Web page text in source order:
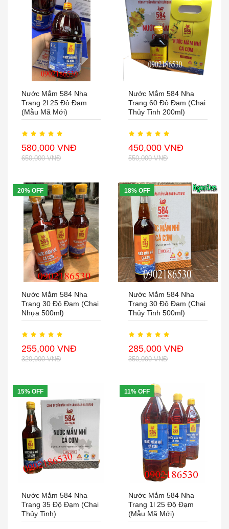
Nước Mắm 584 Nha
Trang 2l 25 Độ Đạm
(mẫu Mã Mới)
580,000 VNĐ
650,000 VNĐ
Nước Mắm 584 Nha
Trang 60 Độ Đạm (chai
Thủy Tinh 200ml)
450,000 VNĐ
550,000 VNĐ
20% OFF
Nước Mắm 584 Nha
Trang 30 Độ Đạm (chai
Nhựa 500ml)
255,000 VNĐ
320,000 VNĐ
18% OFF
Nước Mắm 584 Nha
Trang 30 Độ Đạm (chai
Thủy Tinh 500ml)
285,000 VNĐ
350,000 VNĐ
15% OFF
Nước Mắm 584 Nha
Trang 35 Độ Đạm (chai
Thủy Tinh)
11% OFF
Nước Mắm 584 Nha
Trang 1l 25 Độ Đạm
(mẫu Mã Mới)